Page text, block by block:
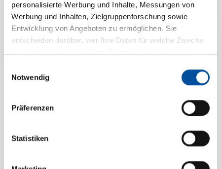
personalisierte Werbung und Inhalte, Messungen von
Werbung und Inhalten, Zielgruppenforschung sowie
Entwicklung von Angeboten zu ermöglichen. Sie
entscheiden darüber, wer Ihre Daten für welche Zwecke
Trigger Symbol ändern oder widerrufen
Informationen über Ihre geografische Lage erfassen,
Ihr Gerät durch aktives Scannen nach bestimmten
Erfahren Sie mehr darüber, wie Ihre persönlichen Daten
Notwendig
Präferenzen
Statistiken
Ihre
Produktanfrage zu
Schaumstoff-
Wir freuen uns auf Sie und
besprechen.